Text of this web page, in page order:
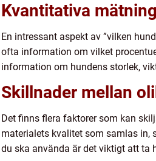
Kvantitativa
En intressant aspekt av ”vilken
ofta information om vilket
information om hundens storlek,
Skillnader mellan
Det finns flera faktorer som kan
materialets kvalitet som samlas in,
du ska använda är det viktigt att ta